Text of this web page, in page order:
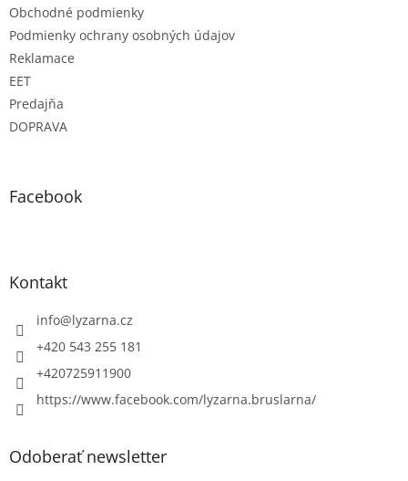
Obchodné podmienky
Podmienky ochrany osobných údajov
Reklamace
EET
Predajňa
DOPRAVA
Facebook
Kontakt
info@lyzarna.cz
+420 543 255 181
+420725911900
https://www.facebook.com/lyzarna.bruslarna/
Odoberať newsletter